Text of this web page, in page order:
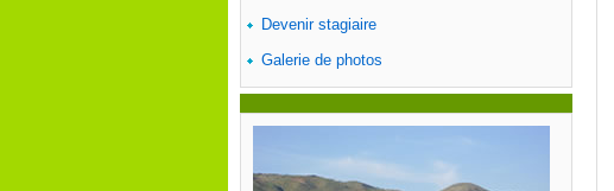
Devenir stagiaire
Galerie de photos